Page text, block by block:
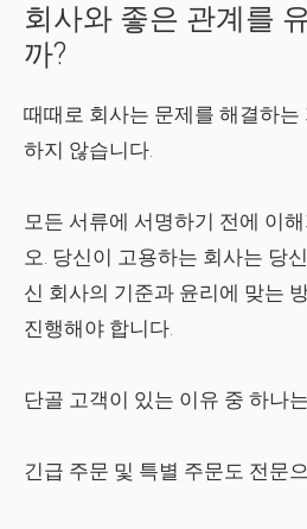
회사와 좋은 관계를
까?
때때로 회사는 문제를 해결하는
하지 않습니다.
모든 서류에 서명하기 전에 이
오. 당신이 고용하는 회사는 당
신 회사의 기준과 윤리에 맞는
진행해야 합니다.
단골 고객이 있는 이유 중 하나
긴급 주문 및 특별 주문도 전문